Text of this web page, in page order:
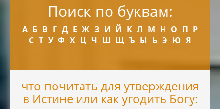
Поиск по буквам:
А Б В Г Д Е Ж З И Й К Л М Н О П Р
С Т У Ф Х Ц Ч Ш Щ Ъ Ы Ь Э Ю Я
что почитать для утверждения
в Истине или как угодить Богу: